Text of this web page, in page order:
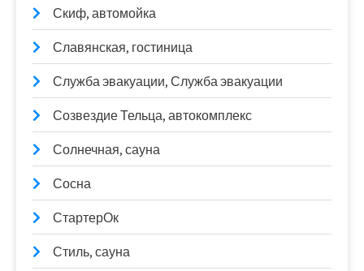
Скиф, автомойка
Славянская, гостиница
Служба эвакуации, Служба эвакуации
Созвездие Тельца, автокомплекс
Солнечная, сауна
Сосна
СтартерОк
Стиль, сауна